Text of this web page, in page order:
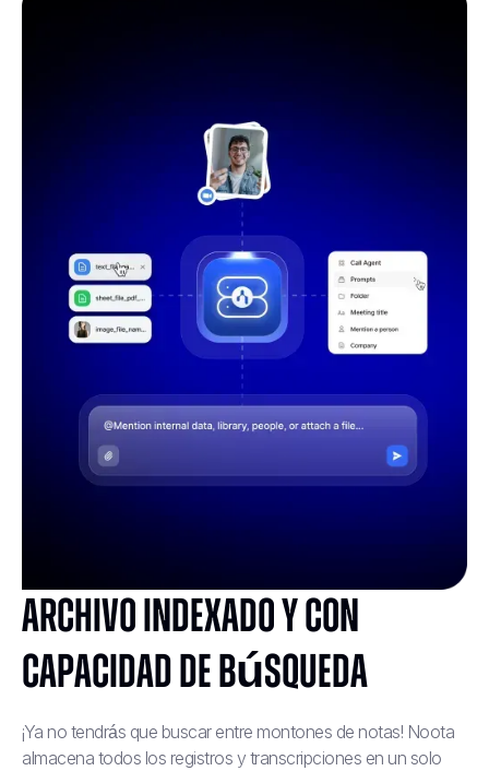
Archivo indexado y con
capacidad de búsqueda
¡Ya no tendrás que buscar entre montones de notas! Noota
almacena todos los registros y transcripciones en un solo